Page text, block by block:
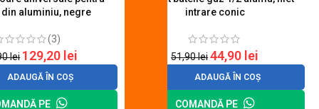
din aluminiu, negre
(3)
lei 129,20 lei
ADAUGĂ ÎN COȘ
PE
intrare conic
51,90lei44,90 lei
ADAUGĂ ÎN COȘ
COMANDĂ PE